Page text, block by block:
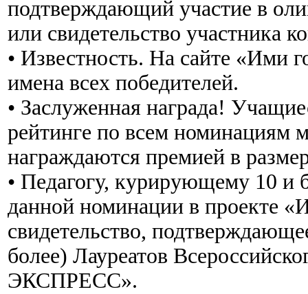
подтверждающий участие в
или свидетельство участника
• Известность. На сайте «Ими
имена всех победителей.
• Заслуженная награда!
рейтинге по всем номинациям
награждаются премией в
• Педагогу, курирующему 10 и
данной номинации в
свидетельство,
более) Лауреатов
ЭКСПРЕСС».